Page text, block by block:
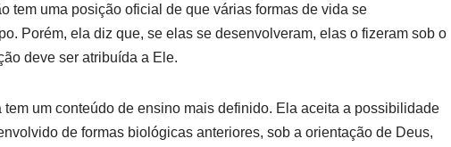
tem uma posição oficial de que várias formas de vida se
Porém, ela diz que, se elas se desenvolveram, elas o fizeram sob o
deve ser atribuída a Ele.
um conteúdo de ensino mais definido. Ela aceita a possibilidade
de formas biológicas anteriores, sob a orientação de Deus,